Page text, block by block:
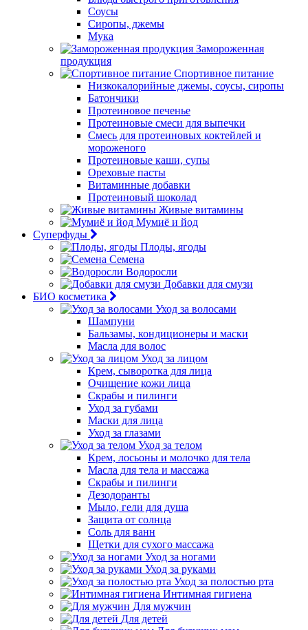
Соусы
Сиропы, джемы
Мука
Замороженная
продукция
Спортивное питание
Низкокалорийные джемы, соусы, сиропы
Батончики
Протеиновое печенье
Протеиновые смеси для выпечки
Смесь для протеиновых коктейлей и
мороженого
Протеиновые каши, супы
Ореховые пасты
Витаминные добавки
Протеиновый шоколад
Живые витамины
Мумиё и йод
Суперфуды
Плоды, ягоды
Семена
Водоросли
Добавки для смузи
БИО косметика
Уход за волосами
Шампуни
Бальзамы, кондиционеры и маски
Масла для волос
Уход за лицом
Крем, сыворотка для лица
Очищение кожи лица
Скрабы и пилинги
Уход за губами
Маски для лица
Уход за глазами
Уход за телом
Крем, лосьоны и молочко для тела
Масла для тела и массажа
Скрабы и пилинги
Дезодоранты
Мыло, гели для душа
Защита от солнца
Соль для ванн
Щетки для сухого массажа
Уход за ногами
Уход за руками
Уход за полостью рта
Интимная гигиена
Для мужчин
Для детей